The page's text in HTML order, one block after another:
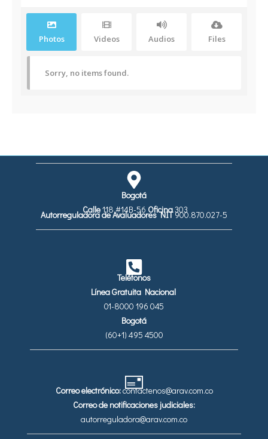
Photos Videos Audios Files
Sorry, no items found.
Bogotá
Calle118 #14B-56 Oficina303
Autorreguladora de AvaluadoresNIT900.870.027-5
Teléfonos
Línea Gratuita Nacional
01-8000 196 045
Bogotá
(60+1) 495 4500
Correo electrónico:contactenos@arav.com.co
Correo de notificaciones judiciales:
autorreguladora@arav.com.co